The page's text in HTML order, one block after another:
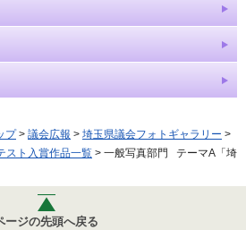
プ> 議会広報 > 埼玉県議会フォトギャラリー >
スト入賞作品一覧 > 一般写真部門 テーマA「埼
ージの先頭へ戻る